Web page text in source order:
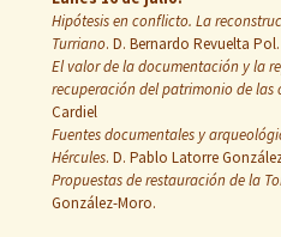
Hipótesis en conflicto. La
Turriano. D. Bernardo Revuelta Pol.
El valor de la documentación y la
recuperación del patrimonio de las
Cardiel
Fuentes documentales y
Hércules. D. Pablo Latorre
Propuestas de restauración de la
González-Moro.